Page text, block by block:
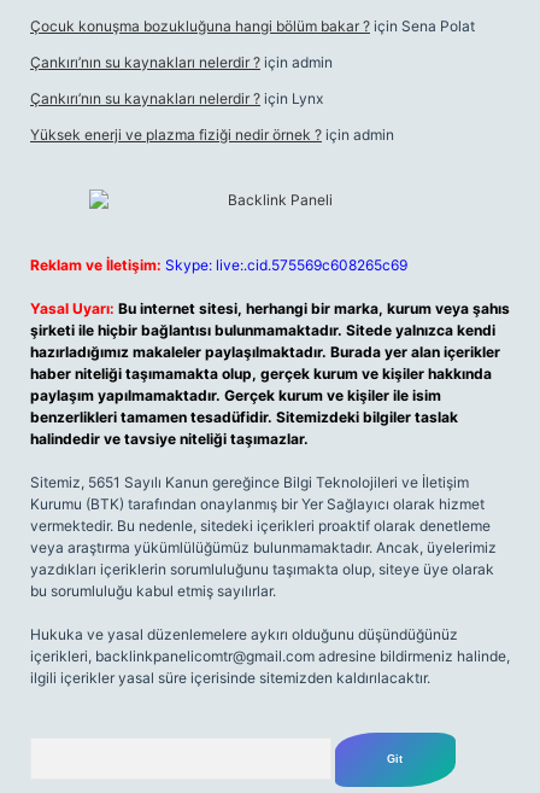
Çocuk konuşma bozukluğuna hangi bölüm bakar ? için Sena Polat
Çankırı’nın su kaynakları nelerdir ? için admin
Çankırı’nın su kaynakları nelerdir ? için Lynx
Yüksek enerji ve plazma fiziği nedir örnek ? için admin
Reklam ve İletişim: Skype: live:.cid.575569c608265c69
Yasal Uyarı: Bu internet sitesi, herhangi bir marka, kurum veya şahıs
şirketi ile hiçbir bağlantısı bulunmamaktadır. Sitede yalnızca kendi
hazırladığımız makaleler paylaşılmaktadır. Burada yer alan içerikler
haber niteliği taşımamakta olup, gerçek kurum ve kişiler hakkında
paylaşım yapılmamaktadır. Gerçek kurum ve kişiler ile isim
benzerlikleri tamamen tesadüfidir. Sitemizdeki bilgiler taslak
halindedir ve tavsiye niteliği taşımazlar.
Sitemiz, 5651 Sayılı Kanun gereğince Bilgi Teknolojileri ve İletişim
Kurumu (BTK) tarafından onaylanmış bir Yer Sağlayıcı olarak hizmet
vermektedir. Bu nedenle, sitedeki içerikleri proaktif olarak denetleme
veya araştırma yükümlülüğümüz bulunmamaktadır. Ancak, üyelerimiz
yazdıkları içeriklerin sorumluluğunu taşımakta olup, siteye üye olarak
bu sorumluluğu kabul etmiş sayılırlar.
Hukuka ve yasal düzenlemelere aykırı olduğunu düşündüğünüz
içerikleri, backlinkpanelicomtr@gmail.com adresine bildirmeniz halinde,
ilgili içerikler yasal süre içerisinde sitemizden kaldırılacaktır.